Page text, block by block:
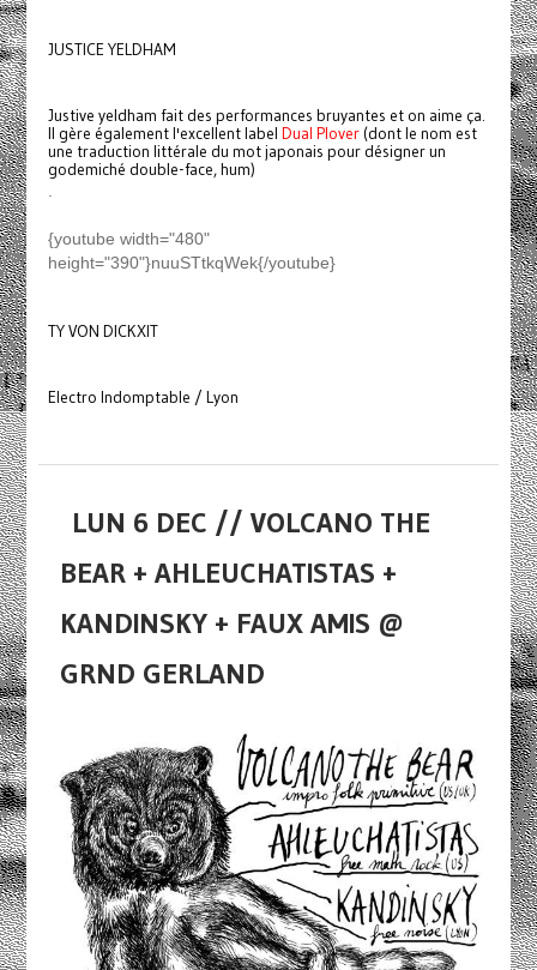
JUSTICE YELDHAM
Justive yeldham fait des performances bruyantes et on aime ça.
Il gère également l'excellent label Dual Plover(dont le nom est
une traduction littérale du mot japonais pour désigner un
godemiché double-face, hum)
{youtube width="480"
height="390"}nuuSTtkqWek{/youtube}
TY VON DICKXIT
Electro Indomptable / Lyon
LUN 6 DEC // VOLCANO THE
BEAR + AHLEUCHATISTAS +
KANDINSKY + FAUX AMIS @
GRND GERLAND